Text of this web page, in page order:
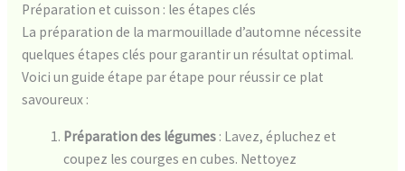
Préparation et cuisson : les étapes clés
La préparation de la marmouillade d’automne nécessite
quelques étapes clés pour garantir un résultat optimal.
Voici un guide étape par étape pour réussir ce plat
savoureux :
Préparation des légumes : Lavez, épluchez et
coupez les courges en cubes. Nettoyez